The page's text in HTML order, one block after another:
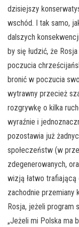
dzisiejszy
wschód. I tak samo,
dalszych
by się łudzić, że
poczucia
bronić w poczucia
wytrawny przecież
rozgrywkę o kilka
wyraźnie i
pozostawia już
społeczeństw (w
zdegenerowanych,
wizją łatwo
zachodnie przemiany
Rosja, jeżeli program
„Jeżeli mi Polska ma